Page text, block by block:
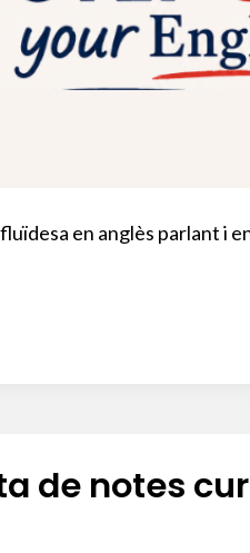
en anglès parlant i
de notes